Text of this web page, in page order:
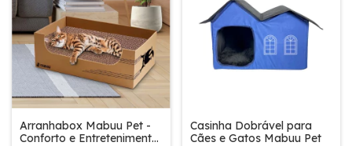
Arranhabox Mabuu Pet -
Conforto e Entretenimento
Casinha Dobrável para
Cães e Gatos Mabuu Pet